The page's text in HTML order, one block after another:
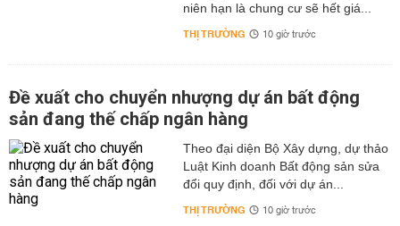
niên hạn là chung cư sẽ hết giá...
THỊ TRƯỜNG 10 giờ trước
Đề xuất cho chuyển nhượng dự án bất động
sản đang thế chấp ngân hàng
Theo đại diện Bộ Xây dựng, dự thảo
Luật Kinh doanh Bất động sản sửa
đổi quy định, đối với dự án...
THỊ TRƯỜNG 10 giờ trước